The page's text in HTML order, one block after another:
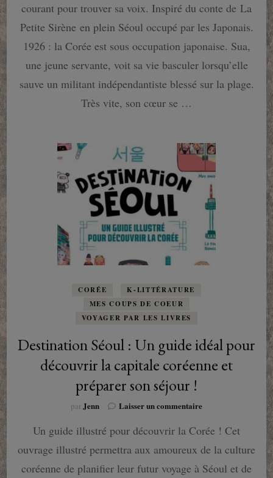
Vie
et
résistance
dans
une
Corée
sous
courant pour trouver sa voix. Inspiré du conte de La
Petite Sirène en plein Séoul occupé par les Japonais.
1926 : la Corée est sous occupation japonaise. Sua,
une jeune servante, voit sa vie basculer lorsqu’elle
sauve un militant indépendantiste blessé sur la plage.
Très vite, son cœur se …
CORÉE
K-LITTÉRATURE
MES COUPS DE COEUR
VOYAGER PAR LES LIVRES
Destination Séoul : Un guide idéal pour
découvrir la capitale coréenne et
préparer son séjour !
parJenn Laisser un commentairesur
Séoul
Un
guide
Un guide illustré pour découvrir la Corée ! Cet
ouvrage illustré permettra aux amoureux de la culture
coréenne de planifier leur futur voyage à Séoul et de